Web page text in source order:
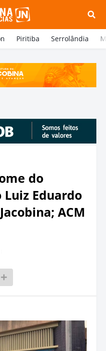
Piritiba Serrolândia
do
Eduardo
ACM